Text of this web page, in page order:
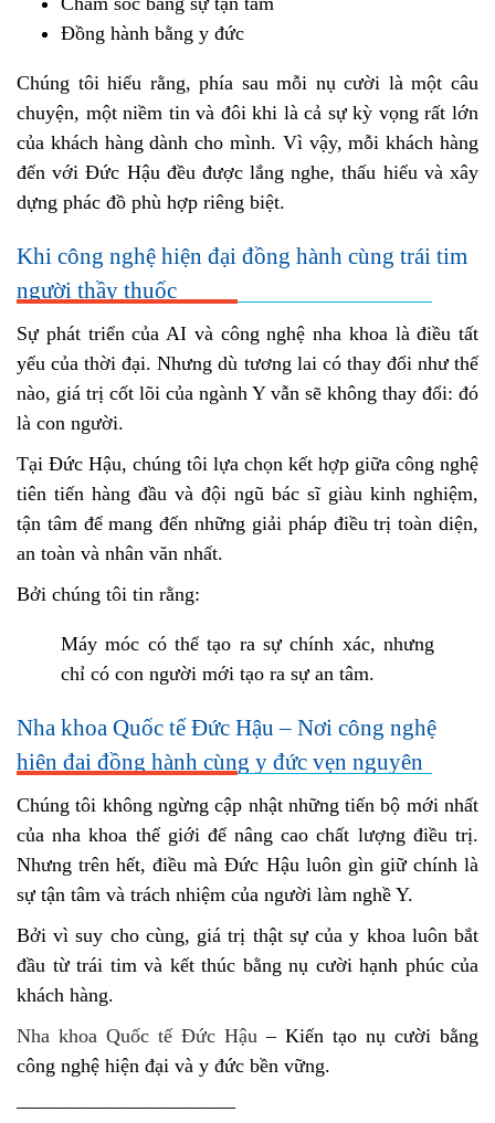
Đồng hành bằng y đức
Chúng tôi hiểu rằng, phía sau mỗi nụ cười là một câu
chuyện, một niềm tin và đôi khi là cả sự kỳ vọng rất lớn
của khách hàng dành cho mình. Vì vậy, mỗi khách hàng
đến với Đức Hậu đều được lắng nghe, thấu hiểu và xây
dựng phác đồ phù hợp riêng biệt.
Khi công nghệ hiện đại đồng hành cùng trái tim
người thầy thuốc
Sự phát triển của AI và công nghệ nha khoa là điều tất
yếu của thời đại. Nhưng dù tương lai có thay đổi như thế
nào, giá trị cốt lõi của ngành Y vẫn sẽ không thay đổi: đó
là con người.
Tại Đức Hậu, chúng tôi lựa chọn kết hợp giữa công nghệ
tiên tiến hàng đầu và đội ngũ bác sĩ giàu kinh nghiệm,
tận tâm để mang đến những giải pháp điều trị toàn diện,
an toàn và nhân văn nhất.
Bởi chúng tôi tin rằng:
Máy móc có thể tạo ra sự chính xác, nhưng
chỉ có con người mới tạo ra sự an tâm.
Nha khoa Quốc tế Đức Hậu – Nơi công nghệ
hiện đại đồng hành cùng y đức vẹn nguyên
Chúng tôi không ngừng cập nhật những tiến bộ mới nhất
của nha khoa thế giới để nâng cao chất lượng điều trị.
Nhưng trên hết, điều mà Đức Hậu luôn gìn giữ chính là
sự tận tâm và trách nhiệm của người làm nghề Y.
Bởi vì suy cho cùng, giá trị thật sự của y khoa luôn bắt
đầu từ trái tim và kết thúc bằng nụ cười hạnh phúc của
khách hàng.
Nha khoa Quốc tế Đức Hậu – Kiến tạo nụ cười bằng
công nghệ hiện đại và y đức bền vững.
———————————